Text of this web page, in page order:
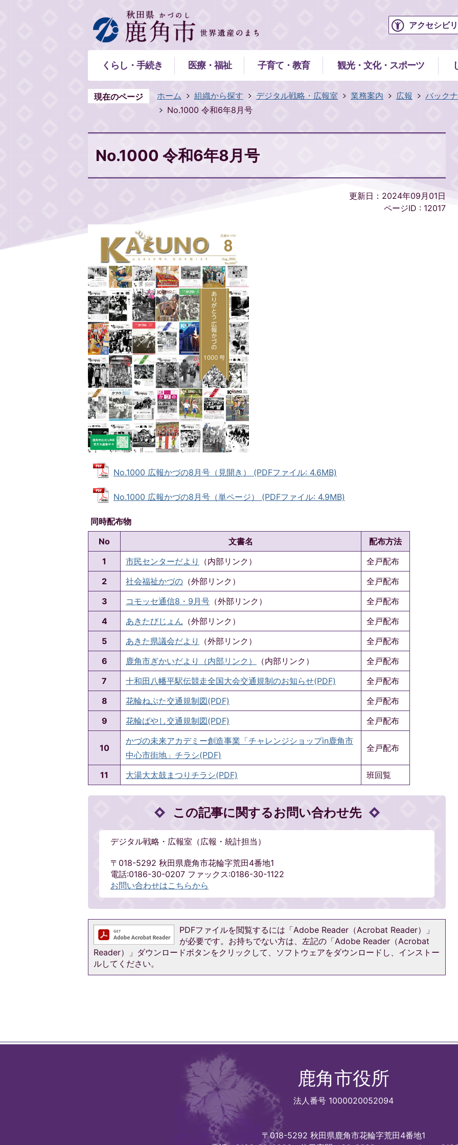
アクセシビ
くらし・手続き 医療・福祉 子育て・教育 観光・文化・スポーツ
現在のページ ホーム 組織から探す デジタル戦略・広報室 業務案内 広報 バック
No.1000 令和6年8月号
No.1000 令和6年8月号
更新日：2024年09月01日
ページID : 12017
No.1000 広報かづの8月号（見開き） (PDFファイル: 4.6MB)
No.1000 広報かづの8月号（単ページ） (PDFファイル: 4.9MB)
同時配布物
No
文書名
配布方法
1
市民センターだより （内部リンク）
全戸配布
2
社会福祉かづの （外部リンク）
全戸配布
3
コモッセ通信8・9月号 （外部リンク）
全戸配布
4
あきたびじょん （外部リンク）
全戸配布
5
あきた県議会だより （外部リンク）
全戸配布
6
鹿角市ぎかいだより（内部リンク） （内部リンク）
全戸配布
7
十和田八幡平駅伝競走全国大会交通規制のお知らせ(PDF)
全戸配布
8
花輪ねぷた交通規制図(PDF)
全戸配布
9
花輪ばやし交通規制図(PDF) 全戸配布
10
かづの未来アカデミー創造事業「チャレンジショップin鹿角市
中心市街地」チラシ(PDF)
全戸配布
11 大湯大太鼓まつりチラシ(PDF) 班回覧
この記事に関するお問い合わせ先
デジタル戦略・広報室（広報・統計担当）
〒018-5292 秋田県鹿角市花輪字荒田4番地1
電話:0186-30-0207 ファックス:0186-30-1122
お問い合わせはこちらから
PDFファイルを閲覧するには「Adobe Reader（Acrobat Reader）」
が必要です。お持ちでない方は、左記の「Adobe Reader（Acrobat
Reader）」ダウンロードボタンをクリックして、ソフトウェアをダウンロードし、インストー
ルしてください。
鹿角市役所
法人番号 1000020052094
〒018-5292 秋田県鹿角市花輪字荒田4番地1